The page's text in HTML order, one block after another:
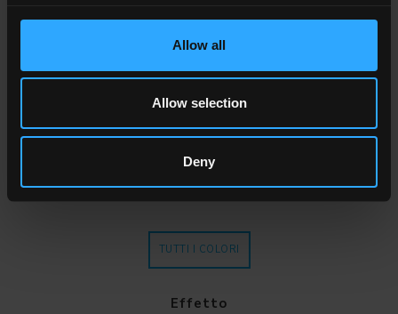
Allow all
Allow selection
Deny
TUTTI GLI AMBIENTI
Colore
Bianco
Grigio
Antracite
Beige
Marrone
Cotto
TUTTI I COLORI
Effetto